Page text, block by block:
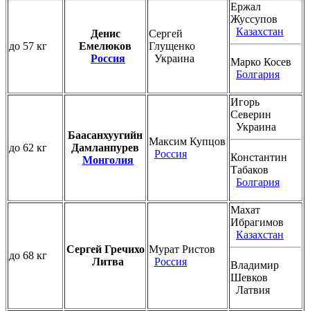
до 57 кг
Денис
Емелюков
Россия
Сергей
Глущенко
Украина
Ержал
Жуссупов
Казахстан
Марко Косев
Болгария
до 62 кг
Баасанхуугийн
Дамланпурев
Монголия
Максим Купцов
Россия
Игорь
Северин
Украина
Константин
Табаков
Болгария
до 68 кг
Сергей Гречихо
Литва
Мурат Ристов
Россия
Махат
Ибрагимов
Казахстан
Владимир
Шевков
Латвия